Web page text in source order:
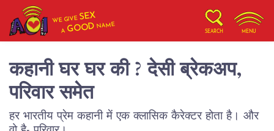
WE GIVESEX
AGOOD NAME
SEARCH MENU
कहानी घर घर की ? देसी ब्रेकअप,
परिवार समेत
हर भारतीय प्रेम कहानी में एक क्लासिक कैरेक्टर होता है। और